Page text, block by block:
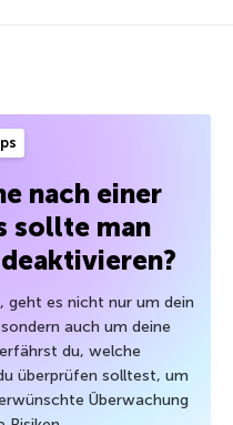
nach einer
sollte man
geht es nicht nur um dein
auch um deine
du, welche
überprüfen solltest, um
Überwachung